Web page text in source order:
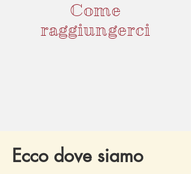
Come
raggiungerci
Ecco dove siamo